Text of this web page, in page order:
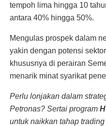
tempoh lima hingga 10
antara 40% hingga 50%.
Mengulas prospek dalam
yakin dengan potensi
khususnya di perairan
menarik minat syarikat
Perlu lonjakan dalam
Petronas? Sertai program
untuk naikkan tahap